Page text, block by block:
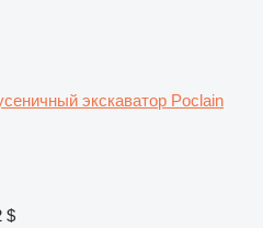
экскаватор Poclain
$